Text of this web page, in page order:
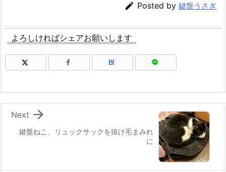
 Posted by 鍵盤うさぎ
よろしければシェアお願いします
B!
鍵盤ねこ、リュックサックを抜け毛まみれ
に

Next